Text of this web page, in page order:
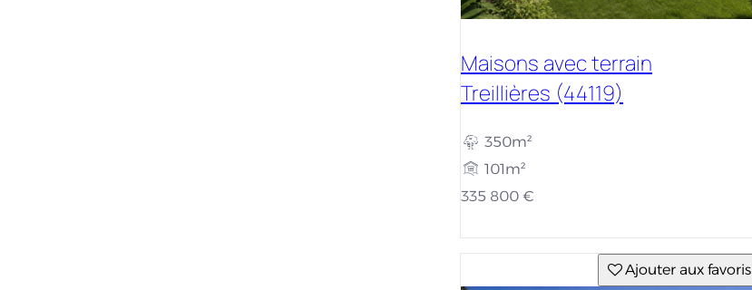
Maisons avec terrain
Treillières (44119)
350m²
101m²
335 800 €
Ajouter aux favoris